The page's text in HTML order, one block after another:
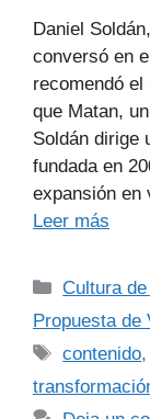
Daniel
conversó en
recomendó
que Matan,
Soldán dirige
fundada en
expansión
Leer más
Cultura
Propuesta de
contenido